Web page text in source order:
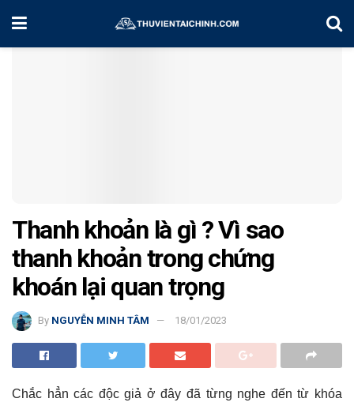
Home Cổ Phiếu Quốc Tế
Thanh khoản là gì ? Vì sao
thanh khoản trong chứng
khoán lại quan trọng
By NGUYỄN MINH TÂM 18/01/2023
Chắc hẳn các độc giả ở đây đã từng nghe đến từ khóa